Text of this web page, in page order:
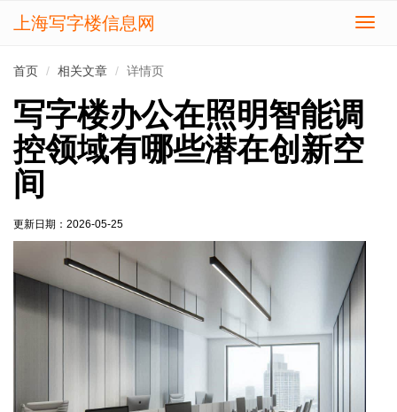
切
上海写字楼信息网
首页 相关文章 详情页
写字楼办公在照明智能调
控领域有哪些潜在创新空
间
更新日期： 2026-05-25